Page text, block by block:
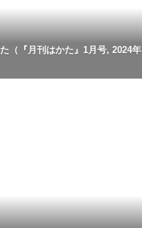
（『月刊はかた』1月号, 2024年